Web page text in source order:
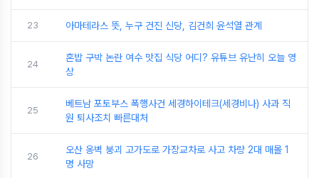
23 아마테라스 뜻, 누구 건진 신당, 김건희 윤석열 관계
24
혼밥 구박 논란 여수 맛집 식당 어디? 유튜브 유난히 오늘 영
상
25
베트남 포토부스 폭행사건 세경하이테크(세경비나) 사과 직
원 퇴사조치 빠른대처
26
오산 옹벽 붕괴 고가도로 가장교차로 사고 차량 2대 매몰 1
명 사망